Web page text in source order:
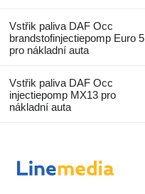
Vstřik paliva DAF Occ
brandstofinjectiepomp Euro 5
pro nákladní auta
Vstřik paliva DAF Occ
injectiepomp MX13 pro
nákladní auta